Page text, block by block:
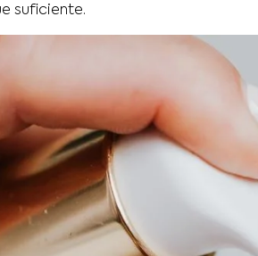
suficiente.